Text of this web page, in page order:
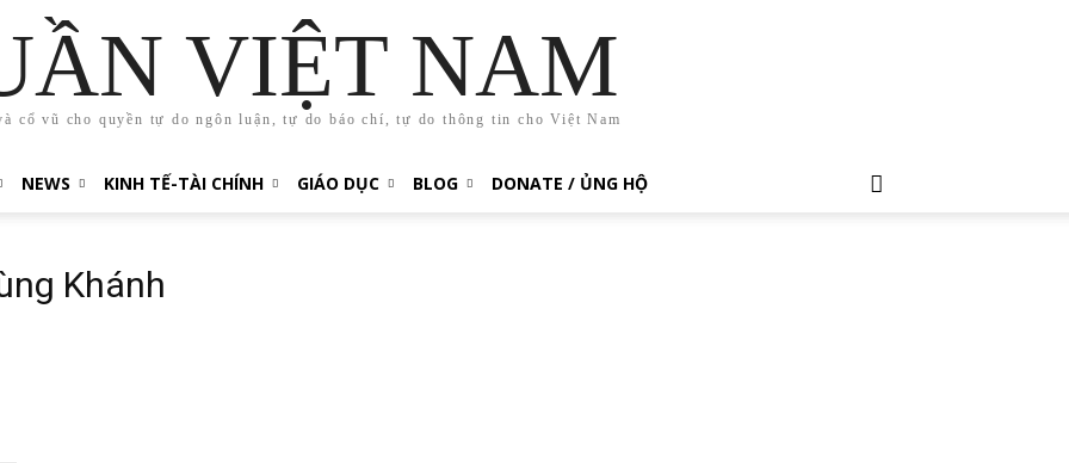
VIỆT NAM
cổ vũ cho quyền tự do ngôn luận, tự do báo chí, tự do thông tin cho Việt Nam
NEWS KINH TẾ-TÀI CHÍNH GIÁO DỤC BLOG DONATE / ỦNG HỘ
Khánh